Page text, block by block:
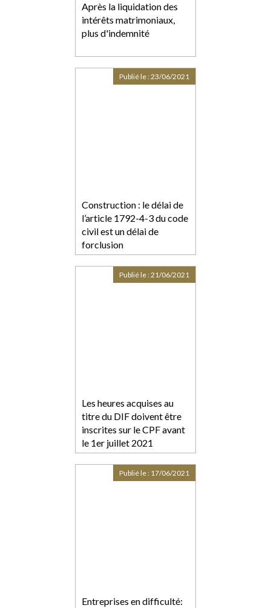
Après la liquidation des
intérêts matrimoniaux,
plus d'indemnité
Construction : le délai de
l’article 1792-4-3 du code
civil est un délai de
forclusion
Publié le :23/06/2021
Les heures acquises au
titre du DIF doivent être
inscrites sur le CPF avant
le 1er juillet 2021
Publié le :21/06/2021
Entreprises en difficulté:
Publié le : 17/06/2021